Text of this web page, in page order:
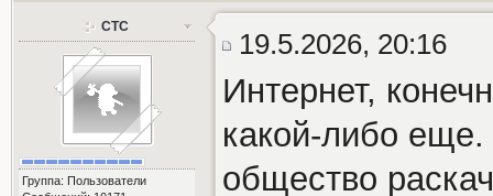
СТС
Группа: Пользователи
19.5.2026, 20:16
Интернет,
какой-либо еще.
общество